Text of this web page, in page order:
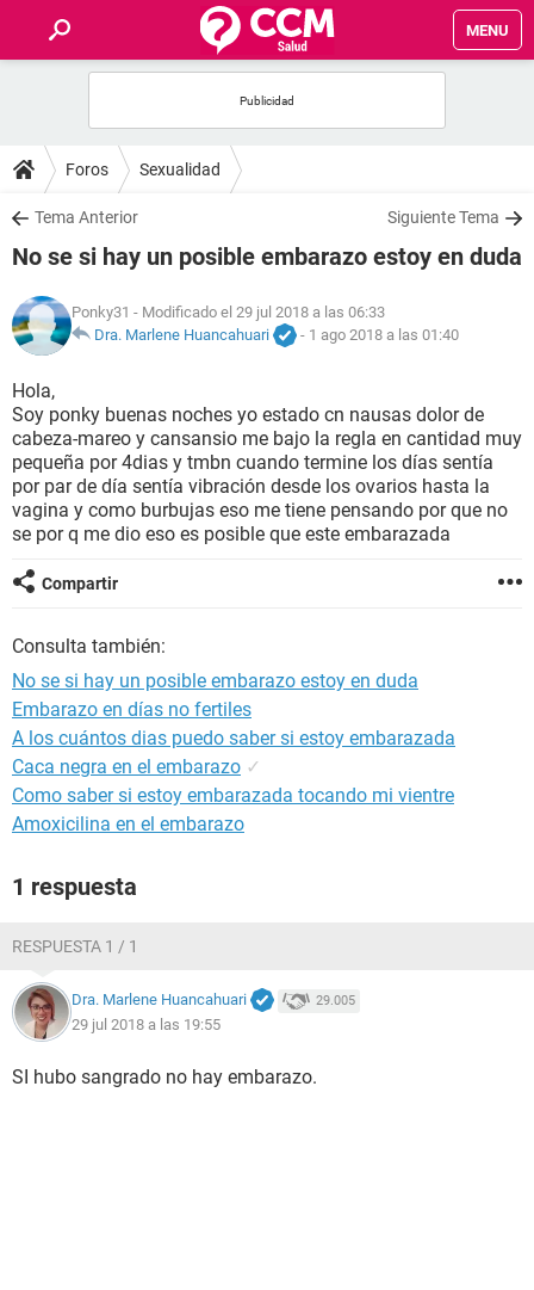
MENU
FOROS
SALUD
NUTRICIÓN
BIENESTAR
SEXUALIDAD
GLOSARIO
Foros Sexualidad
Tema Anterior Siguiente Tema
No se si hay un posible embarazo estoy en duda
Ponky31 - Modificado el 29 jul 2018 a las 06:33
Dra. Marlene Huancahuari
- 1 ago 2018 a las 01:40
Hola,
Soy ponky buenas noches yo estado cn nausas dolor de
cabeza-mareo y cansansio me bajo la regla en cantidad muy
pequeña por 4dias y tmbn cuando termine los días sentía
por par de día sentía vibración desde los ovarios hasta la
vagina y como burbujas eso me tiene pensando por que no
se por q me dio eso es posible que este embarazada
Compartir
Consulta también:
No se si hay un posible embarazo estoy en duda
Embarazo en días no fertiles
A los cuántos dias puedo saber si estoy embarazada
Caca negra en el embarazo ✓
Como saber si estoy embarazada tocando mi vientre
Amoxicilina en el embarazo
1 respuesta
RESPUESTA 1 / 1
Dra. Marlene Huancahuari 29.005
29 jul 2018 a las 19:55
SI hubo sangrado no hay embarazo.